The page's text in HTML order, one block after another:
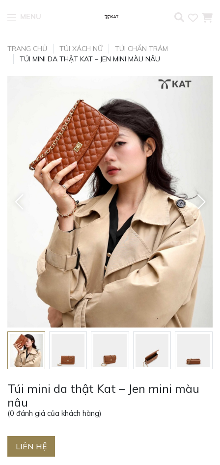
MENU
TRANG CHỦ TÚI XÁCH NỮ
TÚI CHẦN TRÁM
TÚI MINI DA THẬT KAT – JEN MINI MÀU NÂU
Túi mini da thật Kat – Jen mini màu
nâu
(0 đánh giá của khách hàng)
LIÊN HỆ